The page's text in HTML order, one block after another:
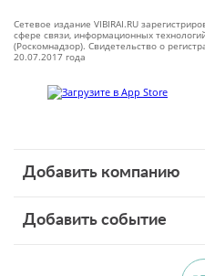
Сетевое издание VIBIRAI.RU
сфере связи, информационных
(Роскомнадзор). Свидетельство о
20.07.2017 года
Добавить компанию
Добавить событие